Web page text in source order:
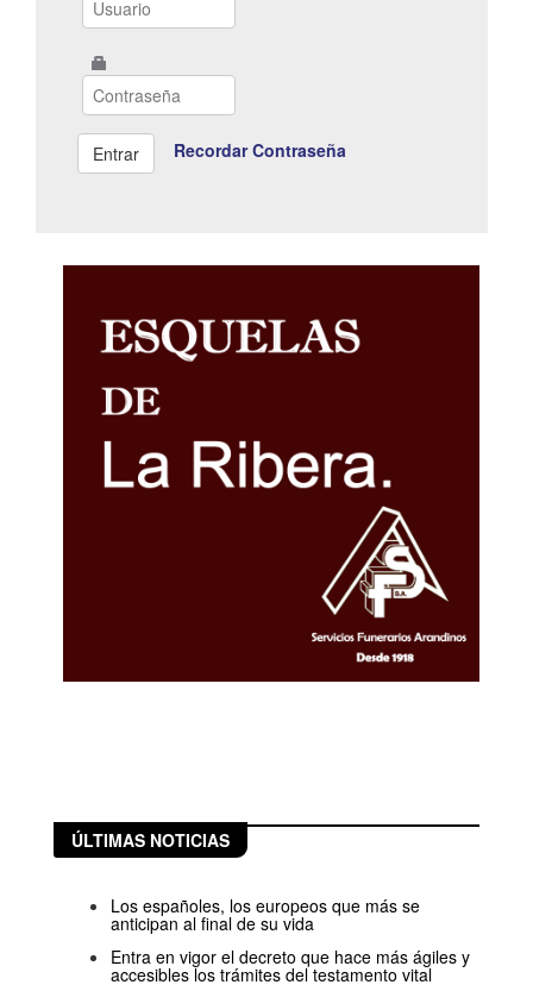
Recordar Contraseña
ÚLTIMAS NOTICIAS
Los españoles, los europeos que más se
anticipan al final de su vida
Entra en vigor el decreto que hace más ágiles y
accesibles los trámites del testamento vital